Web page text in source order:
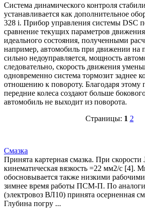
Система динамического контроля
устанавливается как дополнительное
328 i. Прибор управления системы DSC
сравнение текущих параметров
идеального состояния, полученными
например, автомобиль при движении на
сильно недоуправляется, мощность
следовательно, скорость движения
одновременно система тормозит заднее
отношению к повороту. Благодаря этому
передние колеса создают больше
автомобиль не выходит из поворота.
Страницы: 1 2
Смазка
Принята картерная смазка. При скорости
кинематическая вязкость =22 мм2/с [4].
обосновывается также низкими
зимнее время работы ПСМ-П. По
(электровоз ВЛ10) принята осерненная
Глубина погру ...